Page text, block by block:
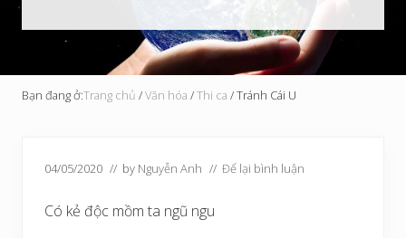
Bạn đang ở:Trang chủ /Văn hóa /Thi ca /Tránh Cái U
04/05/2020 // by Nguyễn Anh // Để lại bình luận
Có kẻ độc mồm ta ngũ ngu